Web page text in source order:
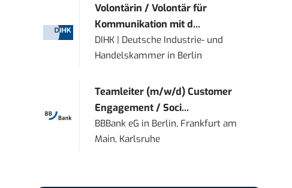
Volontärin / Volontär für
Kommunikation mit d...
DIHK | Deutsche Industrie- und
Handelskammer in Berlin
Teamleiter (m/w/d) Customer
Engagement / Soci...
BBBank eG in Berlin, Frankfurt am
Main, Karlsruhe